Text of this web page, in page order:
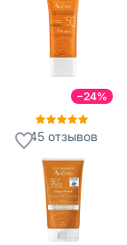
−24%
45отзывов